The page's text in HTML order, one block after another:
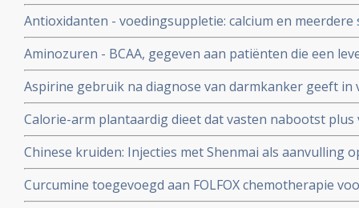
leveruitzaaiingen vanuit darmkanker zorgen voor
(plus 28 procent) en overall overleving op 5 jaar
Antioxidanten - voedingsuppletie: calcium en
positief effect op een behandeling en ter voorkoming
Aminozuren - BCAA, gegeven aan patiënten die een
TACE - LITT - ondergaan, verkort significant de
vermindert significant complicaties en versnelt herstel
Aspirine gebruik na diagnose van darmkanker geeft in
aspirinegebruik een betere overleving met 12,5
Calorie-arm plantaardig dieet dat vasten nabootst
blijkt uitstekende niet-toxische behandeling voor
spijsverteringskanker, waaronder darmkanker en
Chinese kruiden: Injecties met Shenmai als aanvulling
FU bij gevorderde darmkanker geeft een significant
significant betere kwaliteit van leven
Curcumine toegevoegd aan FOLFOX chemotherapie
stadium IV geeft veel langere mediane overall